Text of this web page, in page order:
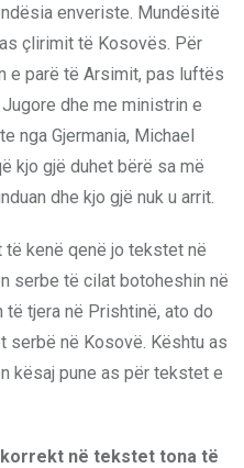
enveriste. Mundësitë
çlirimit të Kosovës. Për
e parë të Arsimit, pas luftës
dhe me ministrin e
nga Gjermania, Michael
kjo gjë duhet bërë sa më
dhe kjo gjë nuk u arrit.
kenë qenë jo tekstet në
serbe të cilat botoheshin në
tjera në Prishtinë, ato do
serbë në Kosovë. Kështu as
kësaj pune as për tekstet e
në tekstet tona të